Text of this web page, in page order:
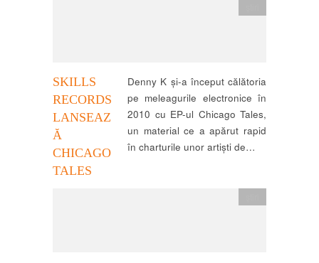
SKILLS
RECORDS
LANSEAZ
Ă
CHICAGO
TALES
Denny K și-a început călătoria
pe meleagurile electronice în
2010 cu EP-ul Chicago Tales,
un material ce a apărut rapid
în charturile unor artiști de…